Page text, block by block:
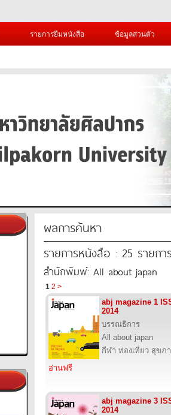
รายการยืมหนังสือ ข้อมูลส่วนตัว
ผลการค้นหา
รายการหนังสือ : 25 รายการ
สำนักพิมพ์: All about japan
1 2 >
abj magazine 1
2014
บรรณธิการ
All about japan
กีฬา ท่องเที่ยว สุขภ
อ่านฟรี
abj magazine 3
2014